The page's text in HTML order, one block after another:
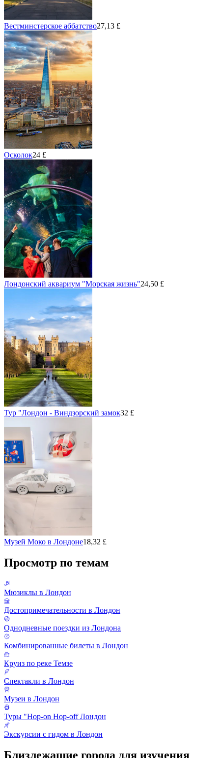
Вестминстерское аббатство27,13 £
Осколок24 £
Лондонский аквариум "Морская жизнь"24,50 £
Тур "Лондон - Виндзорский замок32 £
Музей Моко в Лондоне18,32 £
Просмотр по темам
Мюзиклы в Лондон
Достопримечательности в Лондон
Однодневные поездки из Лондона
Комбинированные билеты в Лондон
Круиз по реке Темзе
Спектакли в Лондон
Музеи в Лондон
Туры "Hop-on Hop-off Лондон
Экскурсии с гидом в Лондон
Близлежащие города для изучения